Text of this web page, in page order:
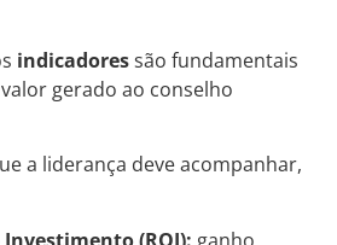
indicadoressão fundamentais
gerado ao conselho
a liderança deve acompanhar,